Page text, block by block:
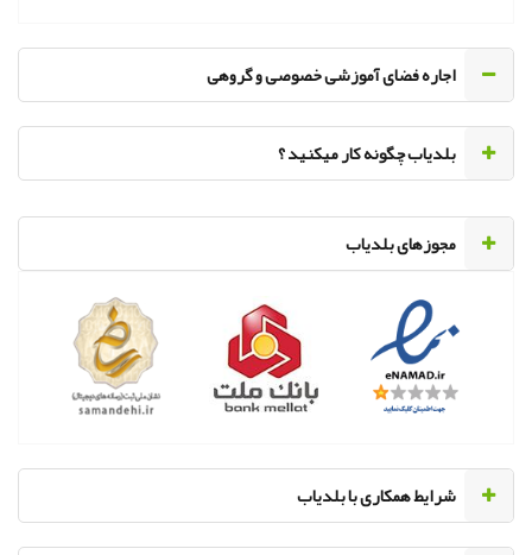
اجاره فضای آموزشی خصوصی و گروهی
‌بلدیاب چگونه کار میکنید ؟
مجوزهای بلدیاب
‌شرایط همکاری با بلدیاب